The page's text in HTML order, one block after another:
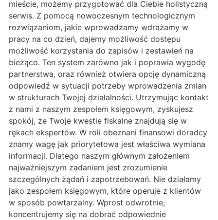
mieście, możemy przygotować dla Ciebie holistyczną
serwis. Z pomocą nowoczesnym technologicznym
rozwiązaniom, jakie wprowadzamy wdrażamy w
pracy na co dzień, dajemy możliwość dostępu
możliwość korzystania do zapisów i zestawień na
bieżąco. Ten system zarówno jak i poprawia wygodę
partnerstwa, oraz również otwiera opcję dynamiczną
odpowiedź w sytuacji potrzeby wprowadzenia zmian
w strukturach Twojej działalności. Utrzymując kontakt
z nami z naszym zespołem księgowym, zyskujesz
spokój, że Twoje kwestie fiskalne znajdują się w
rękach ekspertów. W roli obeznani finansowi doradcy
znamy wagę jak priorytetowa jest właściwa wymiana
informacji. Dlatego naszym głównym założeniem
najważniejszym zadaniem jest zrozumienie
szczególnych żądań i zapotrzebowań. Nie działamy
jako zespołem księgowym, które operuje z klientów
w sposób powtarzalny. Wprost odwrotnie,
koncentrujemy się na dobrać odpowiednie